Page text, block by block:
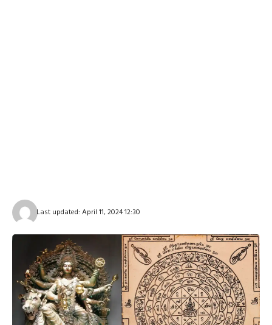
Last updated: April 11, 2024 12:30